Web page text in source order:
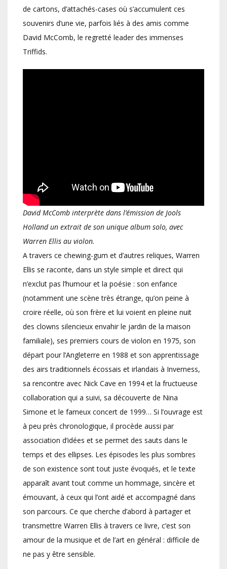
de cartons, d’attachés-cases où s’accumulent ces
souvenirs d’une vie, parfois liés à des amis comme
David McComb, le regretté leader des immenses
Triffids.
David McComb interprète dans l’émission de Jools
Holland un extrait de son unique album solo, avec
Warren Ellis au violon.
A travers ce chewing-gum et d’autres reliques, Warren
Ellis se raconte, dans un style simple et direct qui
n’exclut pas l’humour et la poésie : son enfance
(notamment une scène très étrange, qu’on peine à
croire réelle, où son frère et lui voient en pleine nuit
des clowns silencieux envahir le jardin de la maison
familiale), ses premiers cours de violon en 1975, son
départ pour l’Angleterre en 1988 et son apprentissage
des airs traditionnels écossais et irlandais à Inverness,
sa rencontre avec Nick Cave en 1994 et la fructueuse
collaboration qui a suivi, sa découverte de Nina
Simone et le fameux concert de 1999… Si l’ouvrage est
à peu près chronologique, il procède aussi par
association d’idées et se permet des sauts dans le
temps et des ellipses. Les épisodes les plus sombres
de son existence sont tout juste évoqués, et le texte
apparaît avant tout comme un hommage, sincère et
émouvant, à ceux qui l’ont aidé et accompagné dans
son parcours. Ce que cherche d’abord à partager et
transmettre Warren Ellis à travers ce livre, c’est son
amour de la musique et de l’art en général : difficile de
ne pas y être sensible.